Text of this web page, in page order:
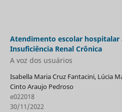
Atendimento escolar hospitalar
Insuficiência Renal Crônica
A voz dos usuários
Isabella Maria Cruz Fantacini, Lúcia
Cinto Araujo Pedroso
e022018
30/11/2022